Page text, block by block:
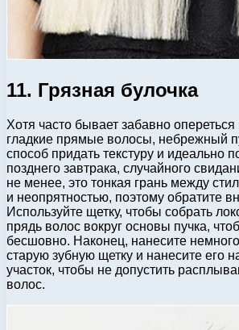
11. Грязная булочка
Хотя часто бывает забавно опереться
гладкие прямые волосы, небрежный
способ придать текстуру и идеально
позднего завтрака, случайного
не менее, это тонкая грань между
и неопрятностью, поэтому обратите
Используйте щетку, чтобы собрать
прядь волос вокруг основы пучка,
бесшовно. Наконец, нанесите
старую зубную щетку и нанесите его
участок, чтобы не допустить
волос.